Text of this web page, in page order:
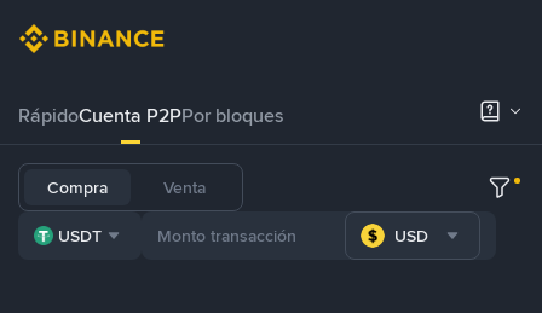
RápidoCuenta P2PPor bloques
Compra Venta
USDT USD